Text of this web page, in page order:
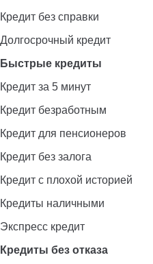
Кредит без справки
Долгосрочный кредит
Быстрые кредиты
Кредит за 5 минут
Кредит безработным
Кредит для пенсионеров
Кредит без залога
Кредит с плохой историей
Кредиты наличными
Экспресс кредит
Кредиты без отказа